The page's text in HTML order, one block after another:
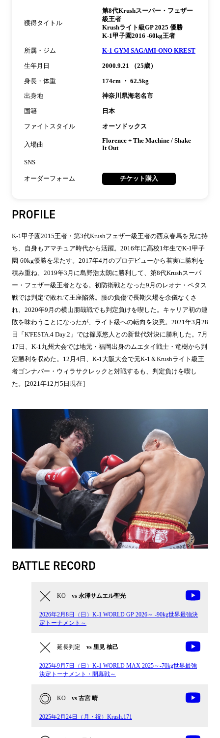
獲得タイトル
第8代Krushスーパー・フェザー
級王者
Krushライト級GP 2025 優勝
K-1甲子園2016 -60kg王者
所属・ジム K-1 GYM SAGAMI-ONO KREST
生年月日 2000.9.21 （25歳）
身長・体重 174cm ・ 62.5kg
出身地 神奈川県海老名市
国籍 日本
ファイトスタイル オーソドックス
入場曲
Florence + The Machine / Shake
It Out
SNS
オーダーフォーム チケット購入
PROFILE
K-1甲子園2015王者・第3代Krushフェザー級王者の西京春馬を兄に持
ち、自身もアマチュア時代から活躍。2016年に高校1年生でK-1甲子
園-60kg優勝を果たす。2017年4月のプロデビューから着実に勝利を
積み重ね、2019年3月に島野浩太朗に勝利して、第8代Krushスーパ
ー・フェザー級王者となる。初防衛戦となった9月のレオナ・ペタス
戦では判定で敗れて王座陥落。腰の負傷で長期欠場を余儀なくさ
れ、2020年9月の横山朋哉戦でも判定負けを喫した。キャリア初の連
敗を味わうことになったが、ライト級への転向を決意。2021年3月28
日「K'FESTA.4 Day.2」では篠原悠人との新世代対決に勝利した。7月
17日、K-1九州大会では地元・福岡出身のムエタイ戦士・竜樹から判
定勝利を収めた。12月4日、K-1大阪大会で元K-1＆Krushライト級王
者ゴンナパー・ウィラサクレックと対戦するも、判定負けを喫し
た。[2021年12月5日現在］
BATTLE RECORD
KO vs 永澤サムエル聖光
2026年2月8日（日）K-1 WORLD GP 2026～ -90kg世界最強決
定トーナメント～
延長判定 vs 里見 柚己
2025年9月7日（日）K-1 WORLD MAX 2025～-70kg世界最強
決定トーナメント・開幕戦～
KO vs 古宮 晴
2025年2月24日（月・祝）Krush.171